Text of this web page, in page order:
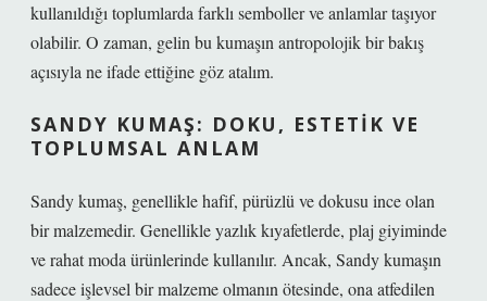
kullanıldığı toplumlarda farklı semboller ve anlamlar taşıyor
olabilir. O zaman, gelin bu kumaşın antropolojik bir bakış
açısıyla ne ifade ettiğine göz atalım.
SANDY KUMAŞ: DOKU, ESTETIK VE
TOPLUMSAL ANLAM
Sandy kumaş, genellikle hafif, pürüzlü ve dokusu ince olan
bir malzemedir. Genellikle yazlık kıyafetlerde, plaj giyiminde
ve rahat moda ürünlerinde kullanılır. Ancak, Sandy kumaşın
sadece işlevsel bir malzeme olmanın ötesinde, ona atfedilen